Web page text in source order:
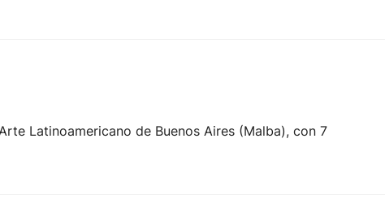
Latinoamericano de Buenos Aires (Malba), con 7